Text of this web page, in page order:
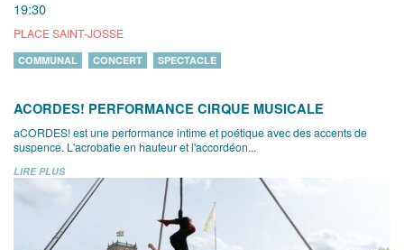
19:30
PLACE SAINT-JOSSE
COMMUNAL CONCERT SPECTACLE
ACORDES! PERFORMANCE CIRQUE MUSICALE
aCORDES! est une performance intime et poétique avec des accents de
suspence. L'acrobatie en hauteur et l'accordéon...
LIRE PLUS